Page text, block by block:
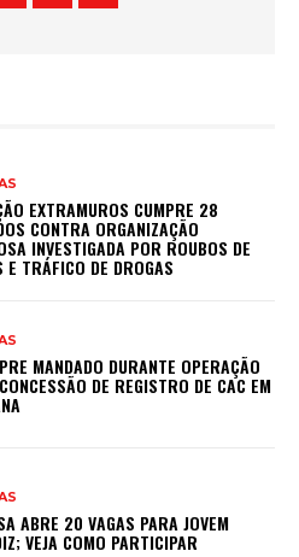
EXTRAMUROS CUMPRE 28
CONTRA ORGANIZAÇÃO
INVESTIGADA POR ROUBOS DE
E TRÁFICO DE DROGAS
MANDADO DURANTE OPERAÇÃO
DE REGISTRO DE CAC EM
ABRE 20 VAGAS PARA JOVEM
VEJA COMO PARTICIPAR